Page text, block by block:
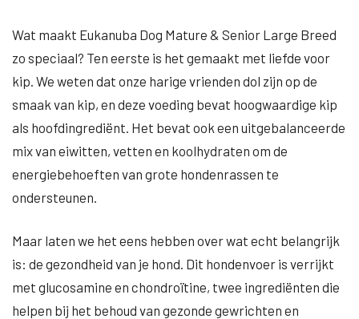
Wat maakt Eukanuba Dog Mature & Senior Large Breed
zo speciaal? Ten eerste is het gemaakt met liefde voor
kip. We weten dat onze harige vrienden dol zijn op de
smaak van kip, en deze voeding bevat hoogwaardige kip
als hoofdingrediënt. Het bevat ook een uitgebalanceerde
mix van eiwitten, vetten en koolhydraten om de
energiebehoeften van grote hondenrassen te
ondersteunen.
Maar laten we het eens hebben over wat echt belangrijk
is: de gezondheid van je hond. Dit hondenvoer is verrijkt
met glucosamine en chondroïtine, twee ingrediënten die
helpen bij het behoud van gezonde gewrichten en